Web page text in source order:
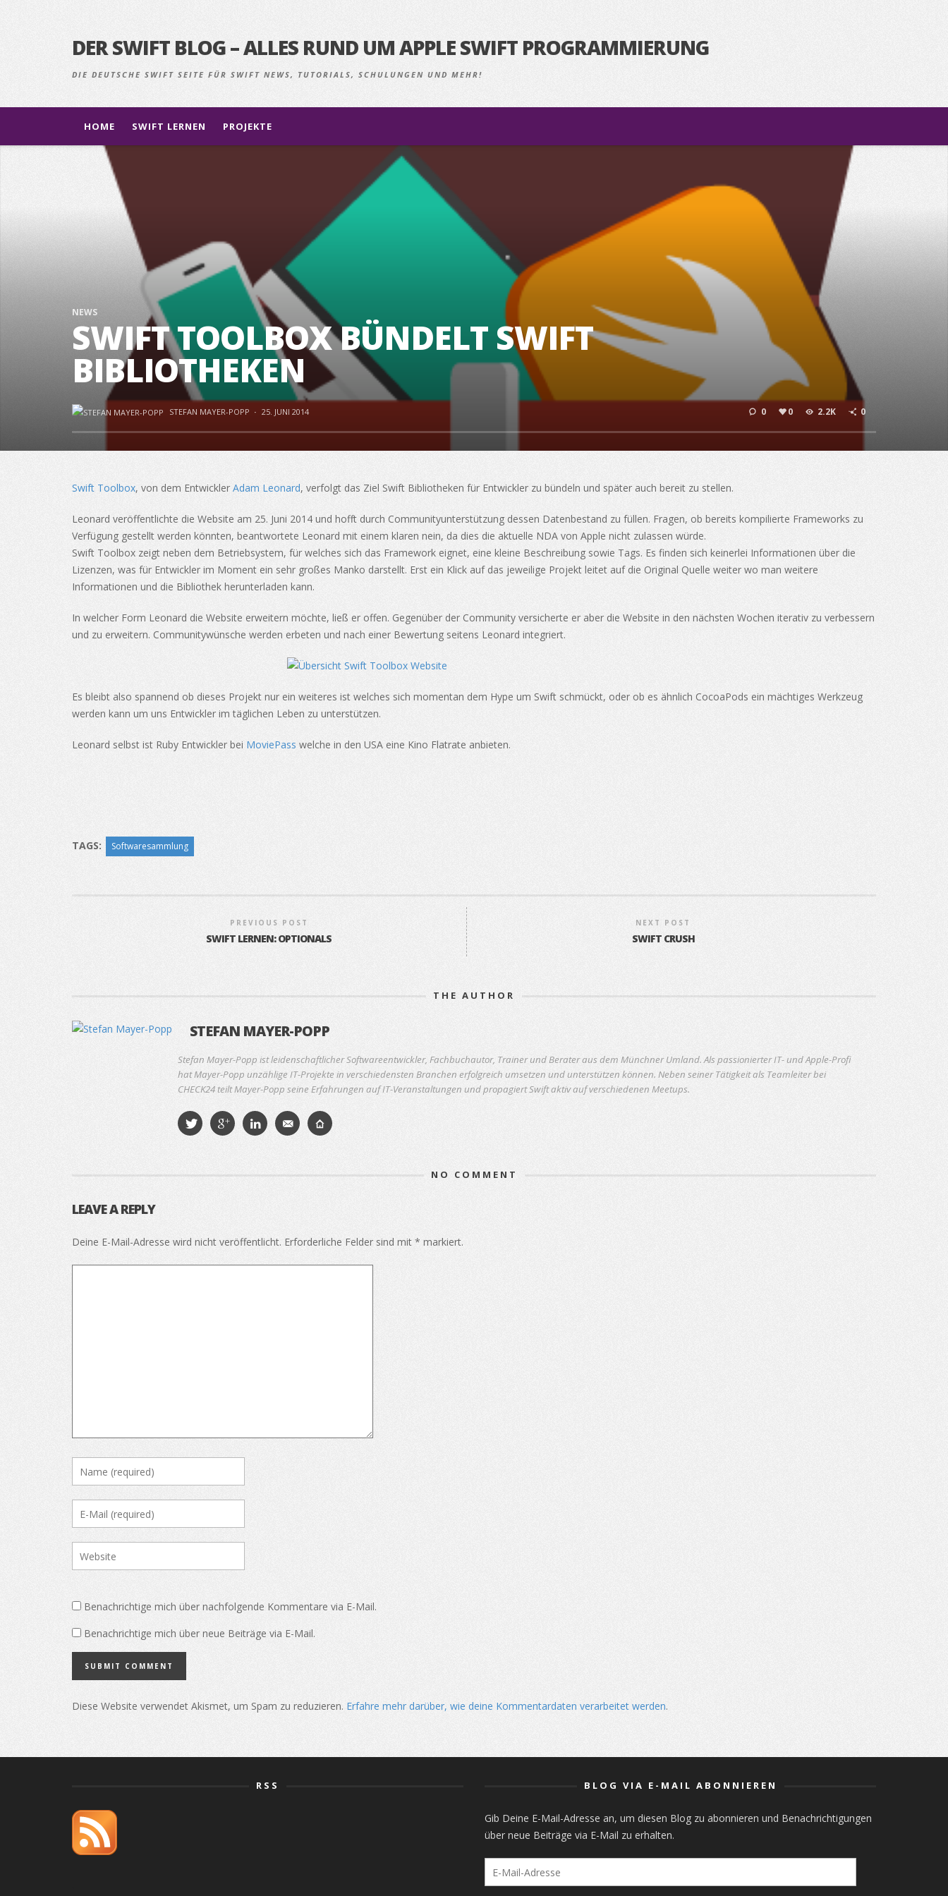
DER SWIFT BLOG – ALLES RUND UM APPLE SWIFT PROGRAMMIERUNG
DIE DEUTSCHE SWIFT SEITE FÜR SWIFT NEWS, TUTORIALS, SCHULUNGEN UND MEHR!
HOME SWIFT LERNEN PROJEKTE
NEWS
SWIFT TOOLBOX BÜNDELT SWIFT
BIBLIOTHEKEN
STEFAN MAYER-POPP · 25. JUNI 2014 0 0 2.2K 0
Swift Toolbox, von dem Entwickler Adam Leonard, verfolgt das Ziel Swift Bibliotheken für Entwickler zu bündeln und später auch bereit zu stellen.
Leonard veröffentlichte die Website am 25. Juni 2014 und hofft durch Communityunterstützung dessen Datenbestand zu füllen. Fragen, ob bereits kompilierte Frameworks zu
Verfügung gestellt werden könnten, beantwortete Leonard mit einem klaren nein, da dies die aktuelle NDA von Apple nicht zulassen würde.
Swift Toolbox zeigt neben dem Betriebsystem, für welches sich das Framework eignet, eine kleine Beschreibung sowie Tags. Es finden sich keinerlei Informationen über die
Lizenzen, was für Entwickler im Moment ein sehr großes Manko darstellt. Erst ein Klick auf das jeweilige Projekt leitet auf die Original Quelle weiter wo man weitere
Informationen und die Bibliothek herunterladen kann.
In welcher Form Leonard die Website erweitern möchte, ließ er offen. Gegenüber der Community versicherte er aber die Website in den nächsten Wochen iterativ zu verbessern
und zu erweitern. Communitywünsche werden erbeten und nach einer Bewertung seitens Leonard integriert.
Es bleibt also spannend ob dieses Projekt nur ein weiteres ist welches sich momentan dem Hype um Swift schmückt, oder ob es ähnlich CocoaPods ein mächtiges Werkzeug
werden kann um uns Entwickler im täglichen Leben zu unterstützen.
Leonard selbst ist Ruby Entwickler bei MoviePass welche in den USA eine Kino Flatrate anbieten.
TAGS: Softwaresammlung
PREVIOUS POST
SWIFT LERNEN: OPTIONALS
NEXT POST
SWIFT CRUSH
THE AUTHOR
STEFAN MAYER-POPP
Stefan Mayer-Popp ist leidenschaftlicher Softwareentwickler, Fachbuchautor, Trainer und Berater aus dem Münchner Umland. Als passionierter IT- und Apple-Profi
hat Mayer-Popp unzählige IT-Projekte in verschiedensten Branchen erfolgreich umsetzen und unterstützen können. Neben seiner Tätigkeit als Teamleiter bei
CHECK24 teilt Mayer-Popp seine Erfahrungen auf IT-Veranstaltungen und propagiert Swift aktiv auf verschiedenen Meetups.
NO COMMENT
LEAVE A REPLY
Deine E-Mail-Adresse wird nicht veröffentlicht. Erforderliche Felder sind mit * markiert.
Benachrichtige mich über nachfolgende Kommentare via E-Mail.
Benachrichtige mich über neue Beiträge via E-Mail.
Diese Website verwendet Akismet, um Spam zu reduzieren. Erfahre mehr darüber, wie deine Kommentardaten verarbeitet werden.
RSS BLOG VIA E-MAIL ABONNIEREN
Gib Deine E-Mail-Adresse an, um diesen Blog zu abonnieren und Benachrichtigungen
über neue Beiträge via E-Mail zu erhalten.
Mail-